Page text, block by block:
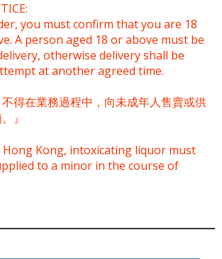
you must confirm that you are 18
A person aged 18 or above must be
otherwise delivery shall be
at another agreed time.
不得在業務過程中，向未成年人售賣或供
』
Kong, intoxicating liquor must
to a minor in the course of